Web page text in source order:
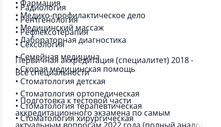
• Радиология
• Рентгенология
• Рефлексотерапия
• Сексология
• Семейная медицина
• Скорая медицинская помощь
• Стоматология детская
• Стоматология ортопедическая
• Стоматология терапевтическая
• Стоматология хирургическая
• Фармация
• Медико-профилактическое дело
• Медицинский массаж
• Лабораторная диагностика
Первичная аккредитация (специалитет) 2018 -
Все специальности
• Подготовка к тестовой части
аккредитационного экзамена по самым